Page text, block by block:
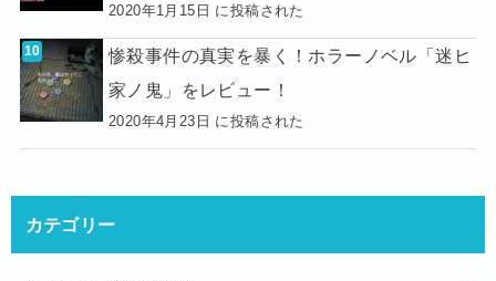
2020年1月15日 に投稿された
惨殺事件の真実を暴く！ホラーノベル「迷ヒ
家ノ鬼」をレビュー！
2020年4月23日 に投稿された
カテゴリー